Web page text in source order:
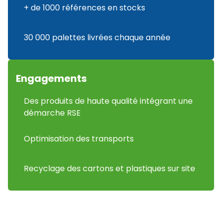
+ de 1000 références en stocks
30 000 palettes livrées chaque année
Engagements
Des produits de haute qualité intégrant une
démarche RSE
Optimisation des transports
Recyclage des cartons et plastiques sur site